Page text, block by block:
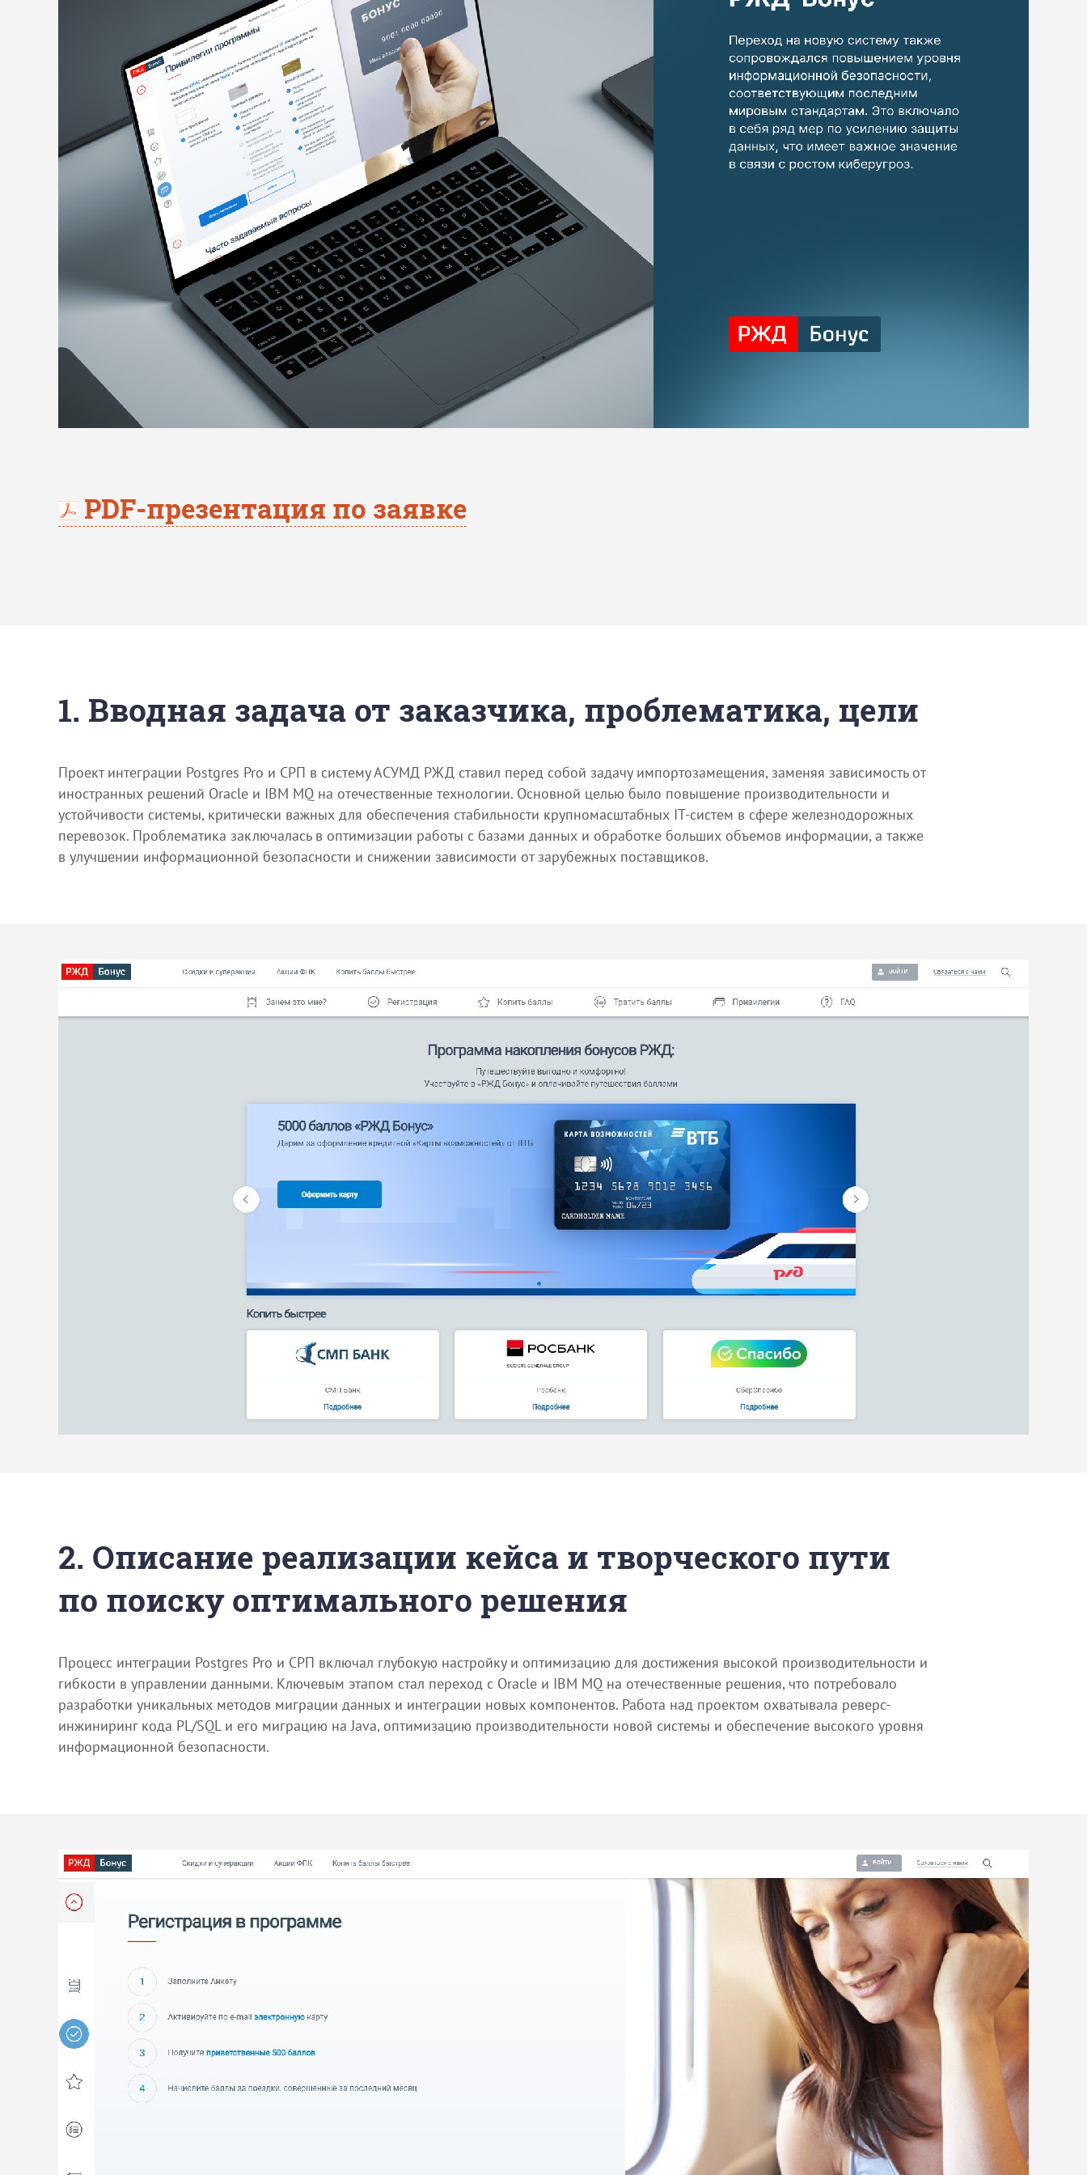
PDF-презентация по заявке
1. Вводная задача от заказчика, проблематика, цели
Проект интеграции Postgres Pro и СРП в систему АСУМД РЖД ставил перед собой задачу импортозамещения, заменяя зависимость от
иностранных решений Oracle и IBM MQ на отечественные технологии. Основной целью было повышение производительности и
устойчивости системы, критически важных для обеспечения стабильности крупномасштабных IT-систем в сфере железнодорожных
перевозок. Проблематика заключалась в оптимизации работы с базами данных и обработке больших объемов информации, а также
в улучшении информационной безопасности и снижении зависимости от зарубежных поставщиков.
2. Описание реализации кейса и творческого пути
по поиску оптимального решения
Процесс интеграции Postgres Pro и СРП включал глубокую настройку и оптимизацию для достижения высокой производительности и
гибкости в управлении данными. Ключевым этапом стал переход с Oracle и IBM MQ на отечественные решения, что потребовало
разработки уникальных методов миграции данных и интеграции новых компонентов. Работа над проектом охватывала реверс-
инжиниринг кода PL/SQL и его миграцию на Java, оптимизацию производительности новой системы и обеспечение высокого уровня
информационной безопасности.